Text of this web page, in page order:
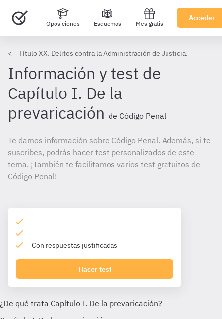
Oposiciones Esquemas Mes gratis
Acceder
Título XX. Delitos contra la Administración de Justicia.
Información y test de
Capítulo I. De la
prevaricación de Código Penal
Te damos información sobre Código Penal. Además, si te
suscribes, podrás hacer test personalizados de este
tema. ¡También te facilitamos varios test gratuitos de
Código Penal!
Con respuestas justificadas
Hacer test